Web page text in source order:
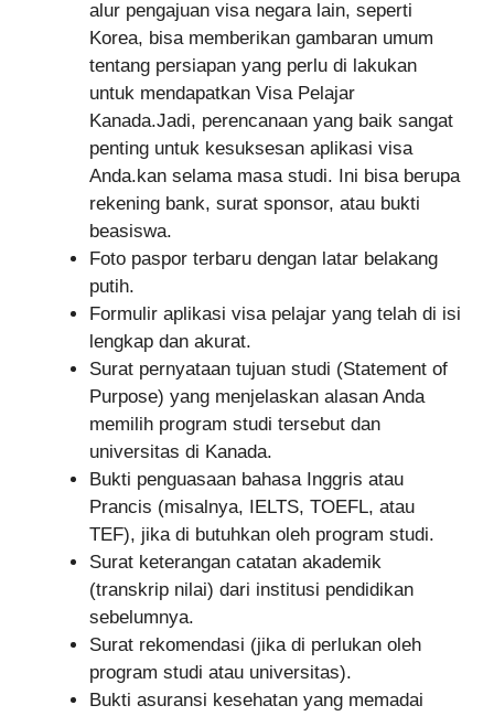
alur pengajuan visa negara lain, seperti
Korea, bisa memberikan gambaran umum
tentang persiapan yang perlu di lakukan
untuk mendapatkan Visa Pelajar
Kanada.Jadi, perencanaan yang baik sangat
penting untuk kesuksesan aplikasi visa
Anda.kan selama masa studi. Ini bisa berupa
rekening bank, surat sponsor, atau bukti
beasiswa.
Foto paspor terbaru dengan latar belakang
putih.
Formulir aplikasi visa pelajar yang telah di isi
lengkap dan akurat.
Surat pernyataan tujuan studi (Statement of
Purpose) yang menjelaskan alasan Anda
memilih program studi tersebut dan
universitas di Kanada.
Bukti penguasaan bahasa Inggris atau
Prancis (misalnya, IELTS, TOEFL, atau
TEF), jika di butuhkan oleh program studi.
Surat keterangan catatan akademik
(transkrip nilai) dari institusi pendidikan
sebelumnya.
Surat rekomendasi (jika di perlukan oleh
program studi atau universitas).
Bukti asuransi kesehatan yang memadai